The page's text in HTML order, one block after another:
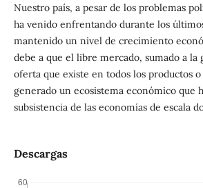
Nuestro país, a pesar de los problemas
ha venido enfrentando durante los
mantenido un nivel de crecimiento
debe a que el libre mercado, sumado a la
oferta que existe en todos los productos
generado un ecosistema económico que
subsistencia de las economías de escala
Descargas